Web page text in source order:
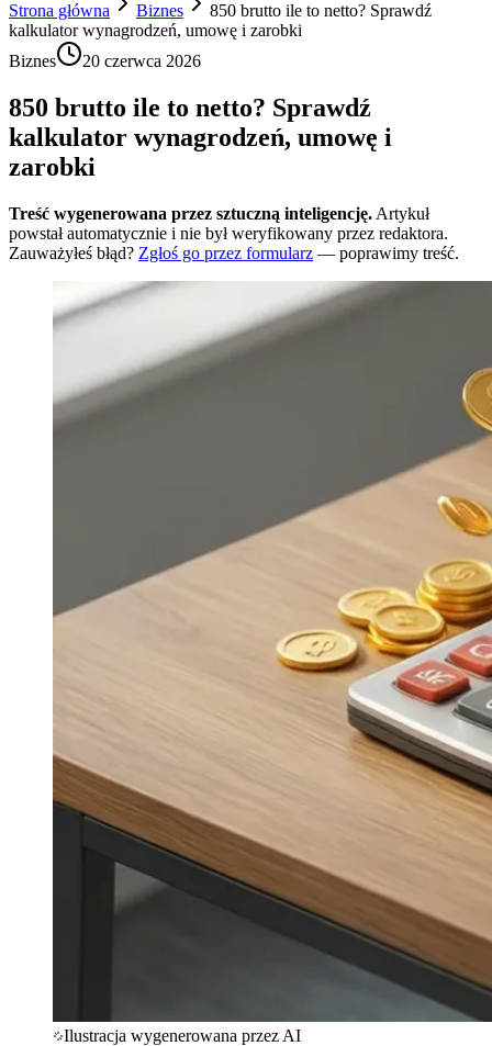
Strona główna Biznes
850 brutto ile to netto? Sprawdź
kalkulator wynagrodzeń, umowę i zarobki
Biznes
20 czerwca 2026
850 brutto ile to netto? Sprawdź
kalkulator wynagrodzeń, umowę i
zarobki
Treść wygenerowana przez sztuczną inteligencję. Artykuł
powstał automatycznie i nie był weryfikowany przez redaktora.
Zauważyłeś błąd? Zgłoś go przez formularz — poprawimy treść.
Ilustracja wygenerowana przez AI